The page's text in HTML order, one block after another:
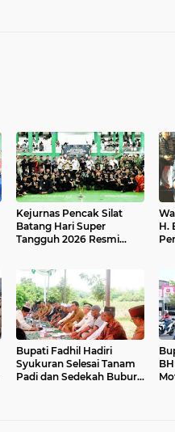
Kejurnas Pencak Silat
Batang Hari Super
Tangguh 2026 Resmi
H.
Bupati Fadhil Hadiri
Syukuran Selesai Tanam
Padi dan Sedekah Bubur